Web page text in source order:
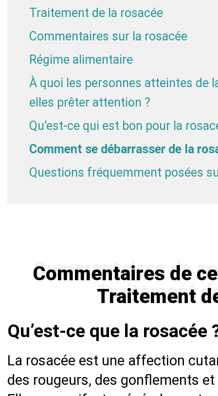
Traitement de la rosacée
Commentaires sur la rosacée
Régime alimentaire
À quoi les personnes atteintes de
elles prêter attention ?
Qu’est-ce qui est bon pour la
Comment se débarrasser de la
Questions fréquemment posées
Commentaires de
Traitement
Qu’est-ce que la rosacée
La rosacée est une affection
des rougeurs, des gonflements